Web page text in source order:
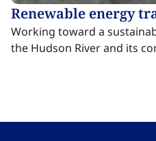
Renewable energy transition​​​​‌
Working toward a
the Hudson River and its communities​​​​‌